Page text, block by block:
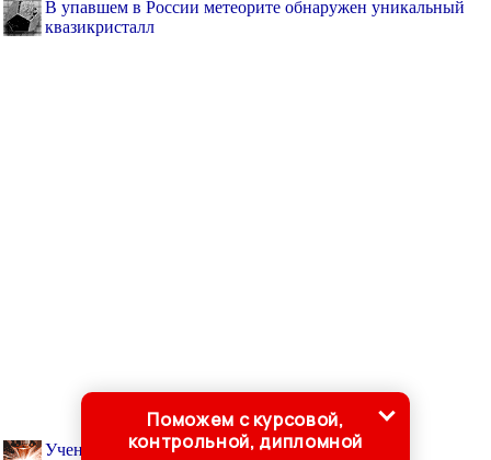
В упавшем в России метеорите обнаружен уникальный
квазикристалл
Ученым удалось сварить вместе металл и стекло
Поможем с курсовой,
контрольной, дипломной